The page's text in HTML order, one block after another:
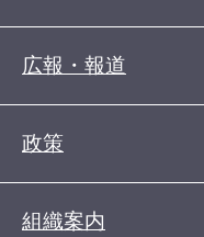
広報・報道
政策
組織案内